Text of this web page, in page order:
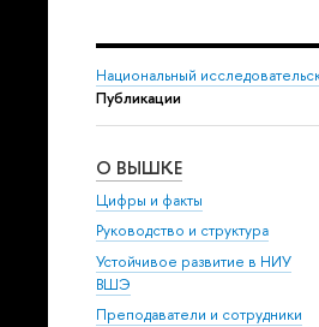
Национальный
Публикации
О ВЫШКЕ
Цифры и факты
Руководство и структура
Устойчивое развитие в НИУ
ВШЭ
Преподаватели и сотрудники